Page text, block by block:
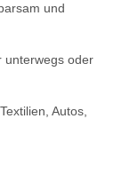
und
unterwegs oder
Autos,